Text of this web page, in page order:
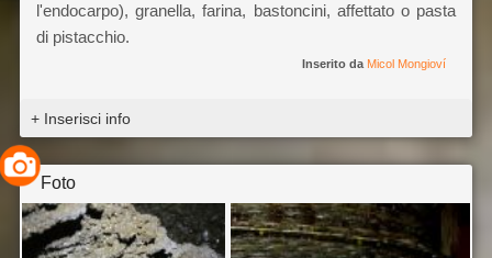
l'endocarpo), granella, farina, bastoncini, affettato o pasta
di pistacchio.
Inserito da Micol Mongioví
+ Inserisci info
Foto